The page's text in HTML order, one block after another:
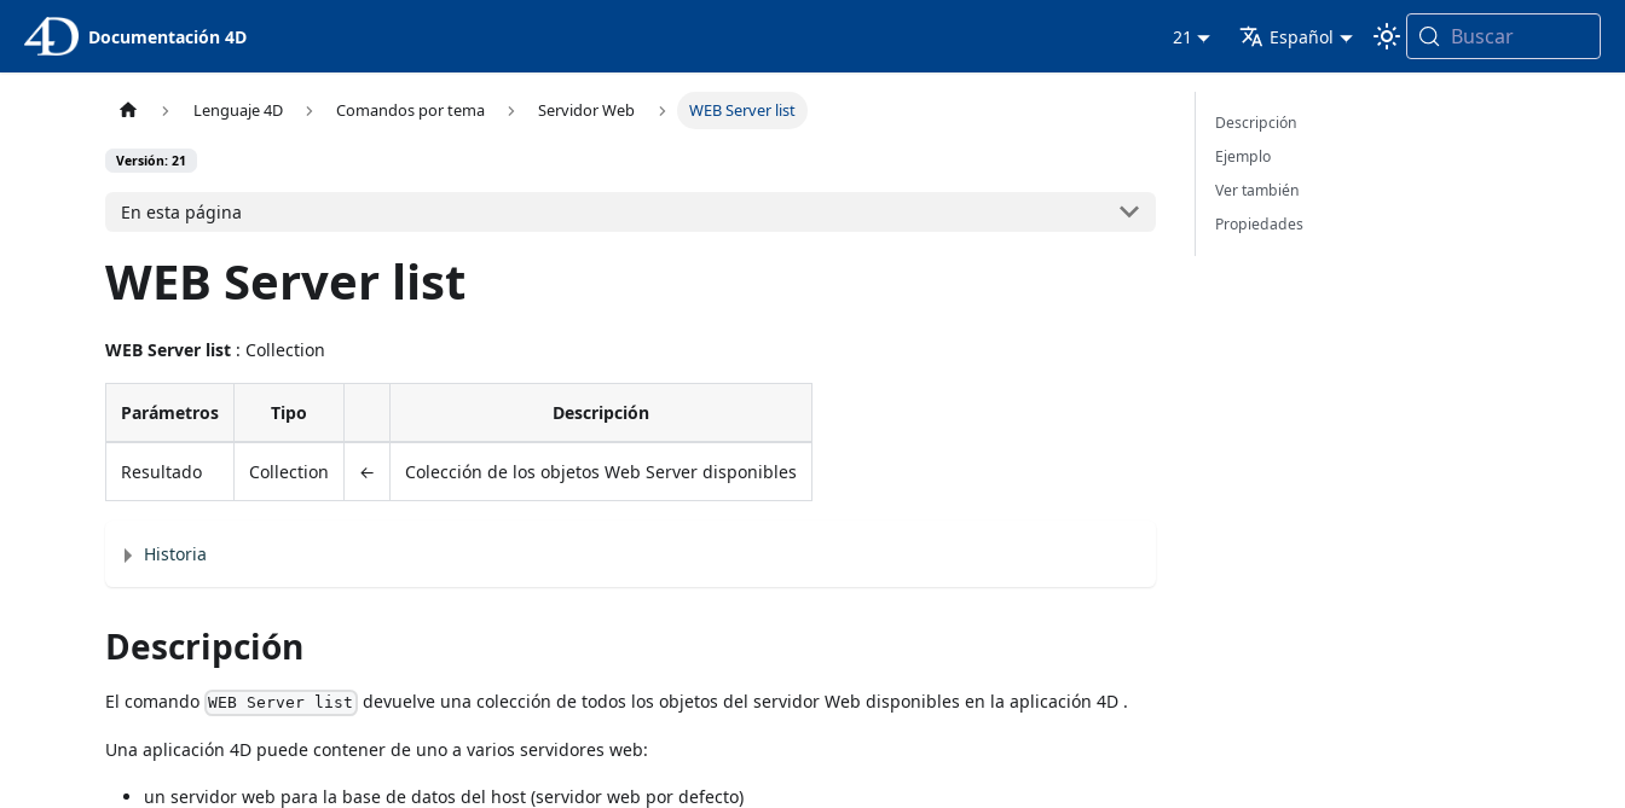
Documentación 4D 21 Español Buscar
Lenguaje 4D Comandos por tema Servidor Web WEB Server list
Versión: 21
En esta página
WEB Server list
WEB Server list : Collection
Parámetros Tipo Descripción
Resultado Collection ← Colección de los objetos Web Server disponibles
Historia
Descripción
El comando WEB Server list devuelve una colección de todos los objetos del servidor Web disponibles en la aplicación 4D .
Una aplicación 4D puede contener de uno a varios servidores web:
un servidor web para la base de datos del host (servidor web por defecto)
Descripción
Ejemplo
Ver también
Propiedades